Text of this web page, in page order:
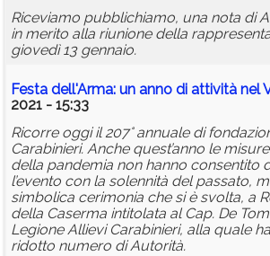
Riceviamo pubblichiamo, una nota di
in merito alla riunione della
giovedì 13 gennaio.
Festa dell'Arma: un anno di attività nel
2021 - 15:33
Ricorre oggi il 207° annuale di
Carabinieri. Anche quest’anno le
della pandemia non hanno consentito
l’evento con la solennità del passato,
simbolica cerimonia che si è svolta, a
della Caserma intitolata al Cap. De
Legione Allievi Carabinieri, alla quale
ridotto numero di Autorità.